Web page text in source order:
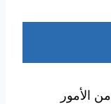
من الأمور